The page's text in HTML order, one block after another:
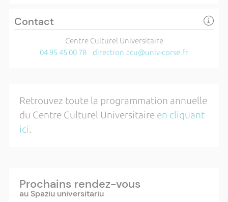
Contact
Centre Culturel Universitaire
04 95 45 00 78
direction.ccu@univ-corse.fr
Retrouvez toute la programmation annuelle
du Centre Culturel Universitaire en cliquant
ici.
Prochains rendez-vous
au Spaziu universitariu